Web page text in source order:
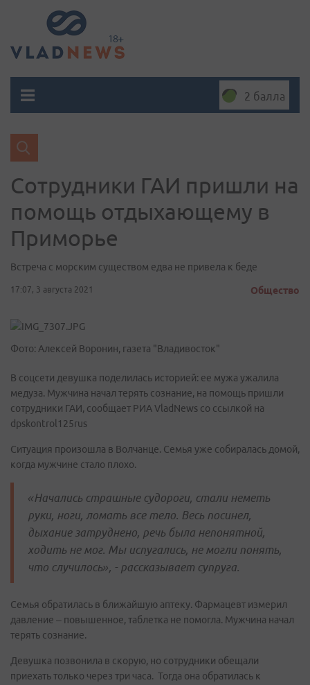
2 балла
Сотрудники ГАИ пришли на
помощь отдыхающему в
Приморье
Встреча с морским существом едва не привела к беде
17:07, 3 августа 2021 Общество
Фото: Алексей Воронин, газета "Владивосток"
В соцсети девушка поделилась историей: ее мужа ужалила
медуза. Мужчина начал терять сознание, на помощь пришли
сотрудники ГАИ, сообщает РИА VladNews со ссылкой на
dpskontrol125rus
Ситуация произошла в Волчанце. Семья уже собиралась домой,
когда мужчине стало плохо.
«Начались страшные судороги, стали неметь
руки, ноги, ломать все тело. Весь посинел,
дыхание затруднено, речь была непонятной,
ходить не мог. Мы испугались, не могли понять,
что случилось», - рассказывает супруга.
Семья обратилась в ближайшую аптеку. Фармацевт измерил
давление – повышенное, таблетка не помогла. Мужчина начал
терять сознание.
Девушка позвонила в скорую, но сотрудники обещали
приехать только через три часа. Тогда она обратилась к